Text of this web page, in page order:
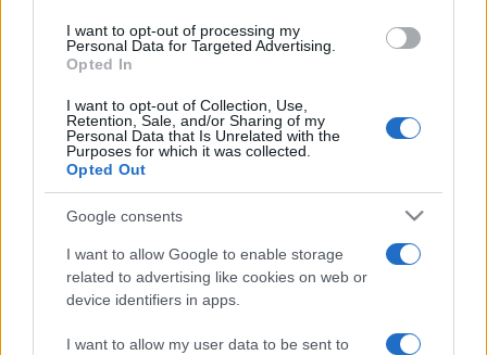
I want to opt-out of processing my
Personal Data for Targeted Advertising.
Opted In
I want to opt-out of Collection, Use,
Retention, Sale, and/or Sharing of my
Personal Data that Is Unrelated with the
Purposes for which it was collected.
Opted Out
Google consents
I want to allow Google to enable storage
related to advertising like cookies on web or
device identifiers in apps.
I want to allow my user data to be sent to